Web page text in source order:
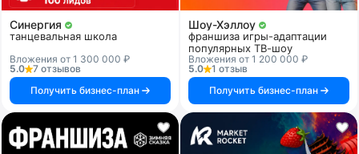
Синергия
танцевальная школа
Вложения от 1 300 000 ₽
5.0
7 отзывов
Получить бизнес-план
Шоу-Хэллоу
франшиза игры-адаптации
популярных ТВ-шоу
Вложения от 1 200 000 ₽
5.0
1 отзыв
Получить бизнес-план